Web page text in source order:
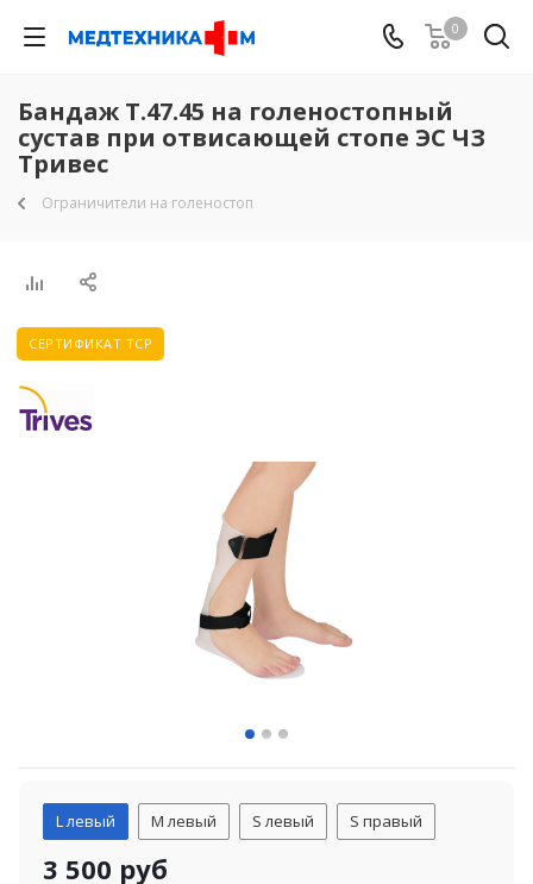
0
Бандаж Т.47.45 на голеностопный
сустав при отвисающей стопе ЭС ЧЗ
Тривес
Ограничители на голеностоп
СЕРТИФИКАТ ТСР
L левый M левый S левый S правый
3 500 руб